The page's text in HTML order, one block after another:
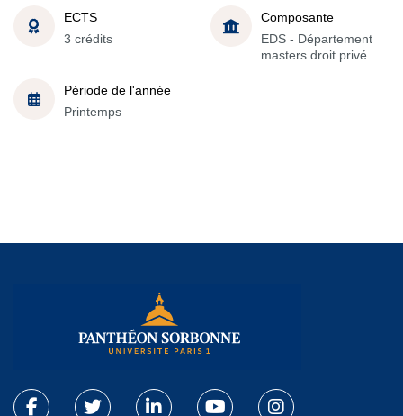
ECTS
3 crédits
Composante
EDS - Département
masters droit privé
Période de l'année
Printemps